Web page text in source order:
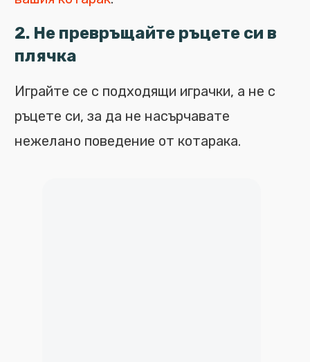
2. Не превръщайте ръцете си в
плячка
Играйте се с подходящи играчки, а не с
ръцете си, за да не насърчавате
нежелано поведение от котарака.